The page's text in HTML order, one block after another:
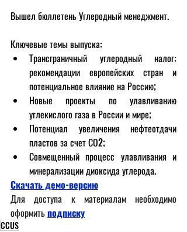
Вышел бюллетень Углеродный менеджмент.
Ключевые темы выпуска:
Трансграничный углеродный налог:
рекомендации европейских стран и
потенциальное влияние на Россию;
Новые проекты по улавливанию
углекислого газа в России и мире;
Потенциал увеличения нефтеотдачи
пластов за счет СО2;
Совмещенный процесс улавливания и
минерализации диоксида углерода.
Скачать демо-версию
Для доступа к материалам необходимо
оформитьподписку
CCUS